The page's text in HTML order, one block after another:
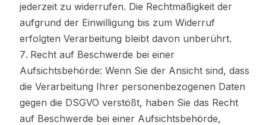
jederzeit zu widerrufen. Die Rechtmäßigkeit der
aufgrund der Einwilligung bis zum Widerruf
erfolgten Verarbeitung bleibt davon unberührt.
Recht auf Beschwerde bei einer
Aufsichtsbehörde: Wenn Sie der Ansicht sind, dass
die Verarbeitung Ihrer personenbezogenen Daten
gegen die DSGVO verstößt, haben Sie das Recht
auf Beschwerde bei einer Aufsichtsbehörde,